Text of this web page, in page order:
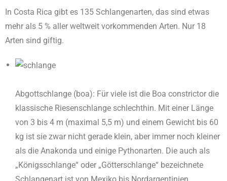
In Costa Rica gibt es 135 Schlangenarten, das sind etwas
mehr als 5 % aller weltweit vorkommenden Arten. Nur 18
Arten sind giftig.
Abgottschlange (boa): Für viele ist die Boa constrictor die
klassische Riesenschlange schlechthin. Mit einer Länge
von 3 bis 4 m (maximal 5,5 m) und einem Gewicht bis 60
kg ist sie zwar nicht gerade klein, aber immer noch kleiner
als die Anakonda und einige Pythonarten. Die auch als
„Königsschlange“ oder „Götterschlange“ bezeichnete
Schlangenart ist von Mexiko bis Nordargentinien